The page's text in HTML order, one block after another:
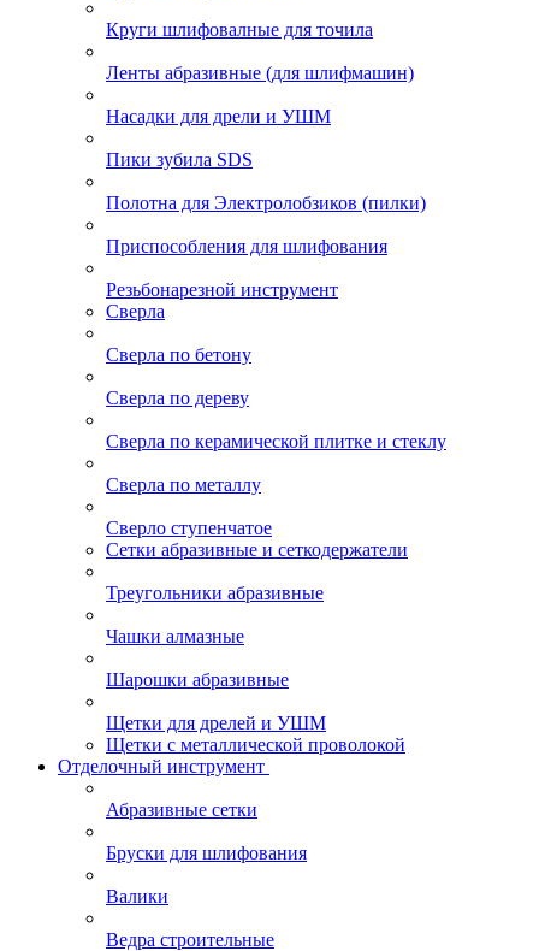
Круги шлифовалные для точила
Ленты абразивные (для шлифмашин)
Насадки для дрели и УШМ
Пики зубила SDS
Полотна для Электролобзиков (пилки)
Приспособления для шлифования
Резьбонарезной инструмент
Сверла
Сверла по бетону
Сверла по дереву
Сверла по керамической плитке и стеклу
Сверла по металлу
Сверло ступенчатое
Сетки абразивные и сеткодержатели
Треугольники абразивные
Чашки алмазные
Шарошки абразивные
Щетки для дрелей и УШМ
Щетки с металлической проволокой
Отделочный инструмент
Абразивные сетки
Бруски для шлифования
Валики
Ведра строительные